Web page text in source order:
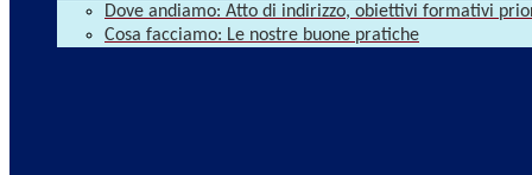
Dove andiamo: Atto di indirizzo, obiettivi formativi
Cosa facciamo: Le nostre buone pratiche